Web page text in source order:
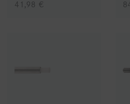
41,98 €